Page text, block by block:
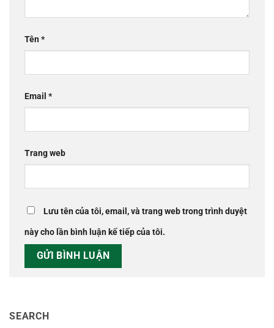
Tên*
Email *
Trang web
Lưu tên của tôi, email, và trang web trong trình duyệt
này cho lần bình luận kế tiếp của tôi.
SEARCH